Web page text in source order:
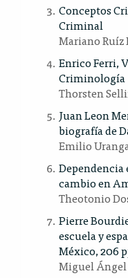
Conceptos
Criminal
Mariano Ruíz
Enrico Ferri,
Criminología
Thorsten
Juan Leon
biografía de
Emilio
cambio en
Theotonio
Pierre
escuela y
México, 206
Miguel Ángel